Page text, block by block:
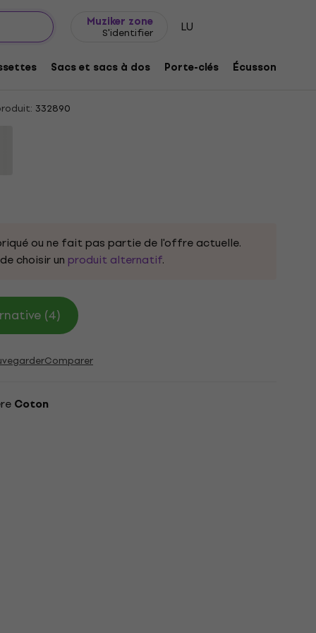
Muziker zone
S'identifier LU
Sacs et sacs à dos Porte-clés Écussons/
Black L T-shirt
332890
ou ne fait pas partie de l'offre actuelle.
choisir un produit alternatif.
(4)
Comparer
Coton